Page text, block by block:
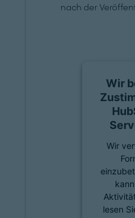
nach der
Wir
Wir
lesen